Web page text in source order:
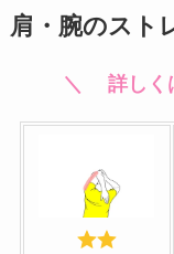
肩・腕のスト
＼ 詳しく